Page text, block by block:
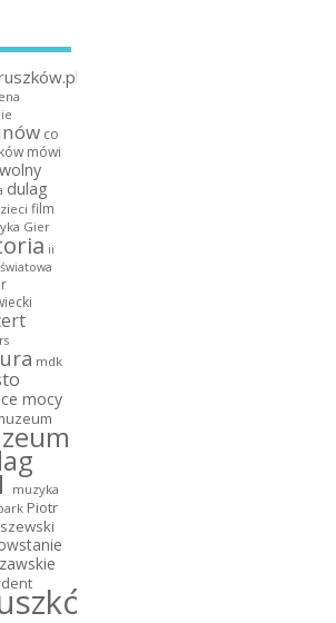
co
mówi
dulag
film
Gier
ii
mdk
mocy
muzyka
Piotr